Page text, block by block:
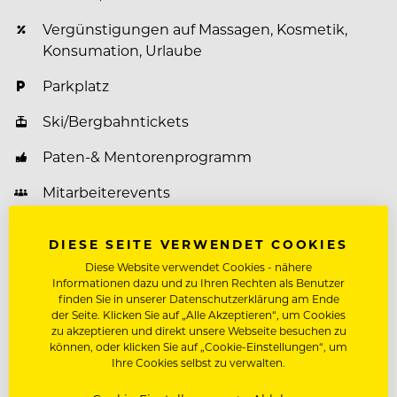
Vergünstigungen auf Massagen, Kosmetik,
Konsumation, Urlaube
Parkplatz
Ski/Bergbahntickets
Paten-& Mentorenprogramm
Mitarbeiterevents
Über Jungbrunn - Der Gutzeitort
Das Hotel Jungbrunn
DIESE SEITE VERWENDET COOKIES
Diese Website verwendet Cookies - nähere
Informationen dazu und zu Ihren Rechten als Benutzer
finden Sie in unserer Datenschutzerklärung am Ende
der Seite. Klicken Sie auf „Alle Akzeptieren“, um Cookies
zu akzeptieren und direkt unsere Webseite besuchen zu
können, oder klicken Sie auf „Cookie-Einstellungen“, um
Ihre Cookies selbst zu verwalten.